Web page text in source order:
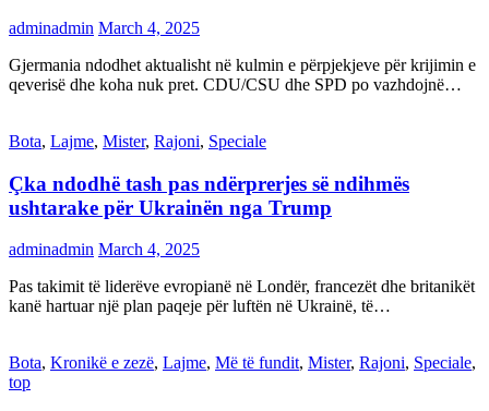
adminadmin March 4, 2025
Gjermania ndodhet aktualisht në kulmin e përpjekjeve për krijimin e
qeverisë dhe koha nuk pret. CDU/CSU dhe SPD po vazhdojnë…
Bota, Lajme, Mister, Rajoni, Speciale
Çka ndodhë tash pas ndërprerjes së ndihmës
ushtarake për Ukrainën nga Trump
adminadmin March 4, 2025
Pas takimit të liderëve evropianë në Londër, francezët dhe britanikët
kanë hartuar një plan paqeje për luftën në Ukrainë, të…
Bota, Kronikë e zezë, Lajme, Më të fundit, Mister, Rajoni, Speciale,
top